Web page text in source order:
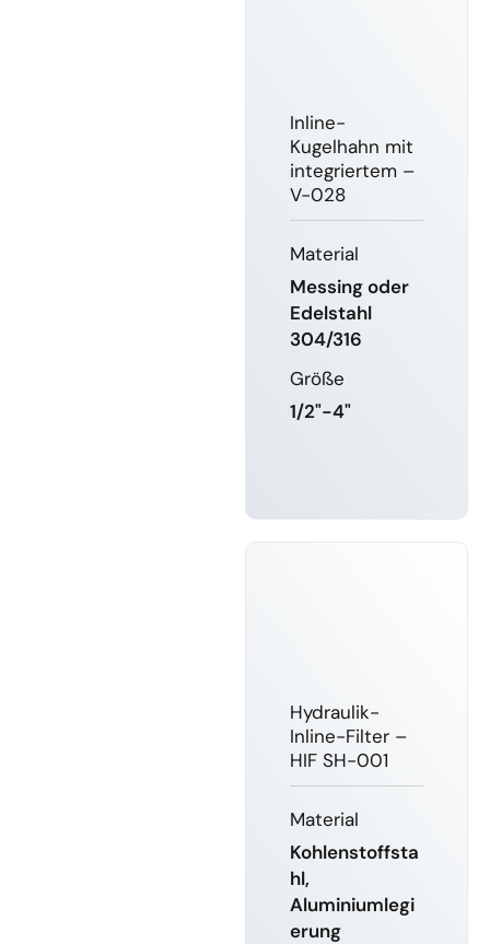
Inline-
Kugelhahn mit
integriertem –
V-028
Material
Messing oder
Edelstahl
304/316
Größe
1/2"-4"
ERFAHREN
Hydraulik-
Inline-Filter –
HIF SH-001
Material
Kohlenstoffsta
hl,
Aluminiumlegi
erung